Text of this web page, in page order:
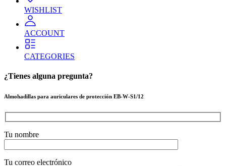
WISHLIST
ACCOUNT
CATEGORIES
¿Tienes alguna pregunta?
Almohadillas para auriculares de protección EB-W-S1/12
Tu nombre
Tu correo electrónico